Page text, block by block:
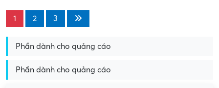
1 2 3
Phần dành cho quảng cáo
Phần dành cho quảng cáo